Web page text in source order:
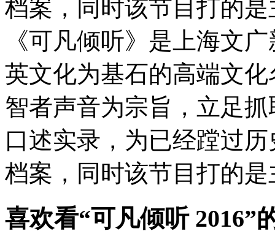
档案，同时该节目打的
《可凡倾听》是上海文
英文化为基石的高端文
智者声音为宗旨，立足
口述实录，为已经蹚过
档案，同时该节目打的
喜欢看“可凡倾听 2016”